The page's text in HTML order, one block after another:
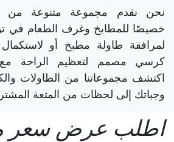
نحن نقدم مجموعة متنوعة من
خصيصًا للمطابخ وغرف الطعام في
لمرافقة طاولة مطبخ أو
كرسي مصمم لتعظيم الراحة
اكتشف مجموعاتنا من الطاولات
وجباتك إلى لحظات من المتعة
اطلب عرض سعر